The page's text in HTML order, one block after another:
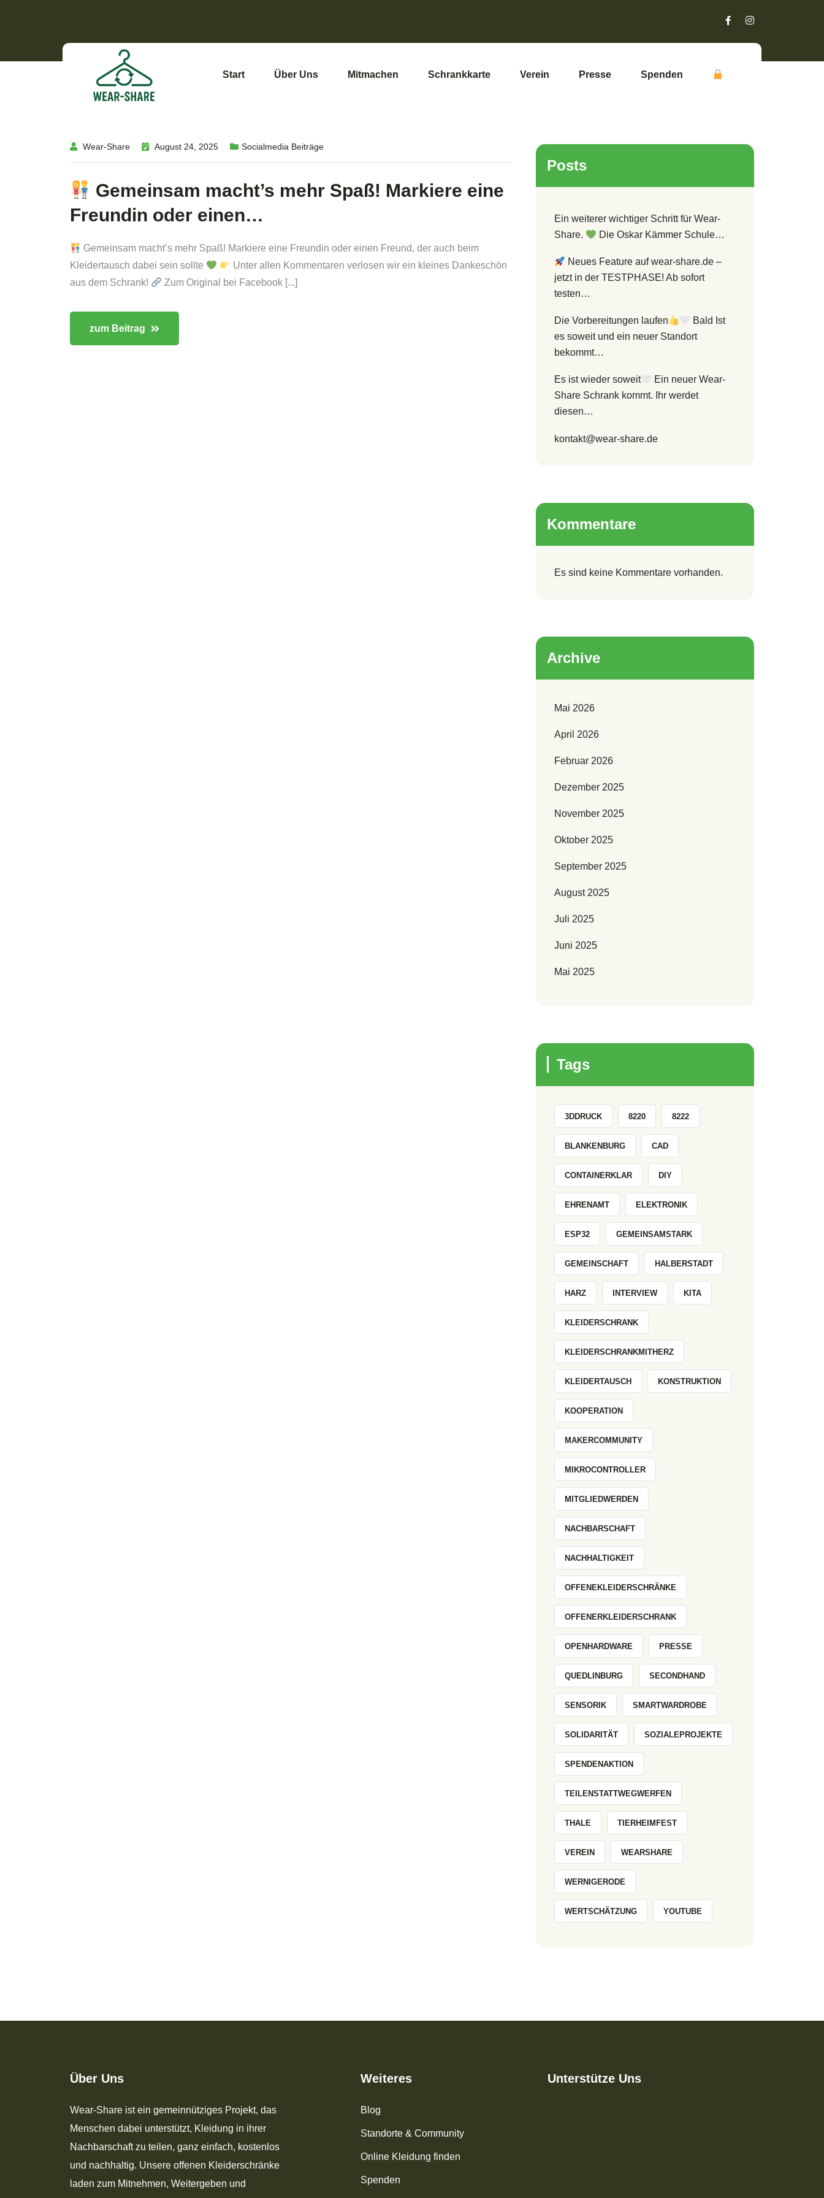
Start Über Uns Mitmachen Schrankkarte Verein Presse Spenden
Wear-Share August 24, 2025 Socialmedia Beiträge
Gemeinsam macht’s mehr Spaß! Markiere eine
Freundin oder einen…
Gemeinsam macht’s mehr Spaß! Markiere eine Freundin oder einen Freund, der auch beim
Kleidertausch dabei sein sollte
Unter allen Kommentaren verlosen wir ein kleines Dankeschön
aus dem Schrank!
Zum Original bei Facebook [...]
zum Beitrag
Posts
Ein weiterer wichtiger Schritt für Wear-
Share.
Die Oskar Kämmer Schule…
Neues Feature auf wear-share.de –
jetzt in der TESTPHASE! Ab sofort
testen…
Die Vorbereitungen laufen
Bald Ist
es soweit und ein neuer Standort
bekommt…
Es ist wieder soweit
Ein neuer Wear-
Share Schrank kommt. Ihr werdet
diesen…
kontakt@wear-share.de
Kommentare
Es sind keine Kommentare vorhanden.
Archive
Mai 2026
April 2026
Februar 2026
Dezember 2025
November 2025
Oktober 2025
September 2025
August 2025
Juli 2025
Juni 2025
Mai 2025
Tags
3DDRUCK 8220 8222
BLANKENBURG CAD
CONTAINERKLAR DIY
EHRENAMT ELEKTRONIK
ESP32 GEMEINSAMSTARK
GEMEINSCHAFT HALBERSTADT
HARZ INTERVIEW KITA
KLEIDERSCHRANK
KLEIDERSCHRANKMITHERZ
KLEIDERTAUSCH KONSTRUKTION
KOOPERATION
MAKERCOMMUNITY
MIKROCONTROLLER
MITGLIEDWERDEN
NACHBARSCHAFT
NACHHALTIGKEIT
OFFENEKLEIDERSCHRÄNKE
OFFENERKLEIDERSCHRANK
OPENHARDWARE PRESSE
QUEDLINBURG SECONDHAND
SENSORIK SMARTWARDROBE
SOLIDARITÄT SOZIALEPROJEKTE
SPENDENAKTION
TEILENSTATTWEGWERFEN
THALE TIERHEIMFEST
VEREIN WEARSHARE
WERNIGERODE
WERTSCHÄTZUNG YOUTUBE
Über Uns
Wear-Share ist ein gemeinnütziges Projekt, das
Menschen dabei unterstützt, Kleidung in ihrer
Nachbarschaft zu teilen, ganz einfach, kostenlos
und nachhaltig. Unsere offenen Kleiderschränke
laden zum Mitnehmen, Weitergeben und
Weiteres
Blog
Standorte & Community
Online Kleidung finden
Spenden
Unterstütze Uns